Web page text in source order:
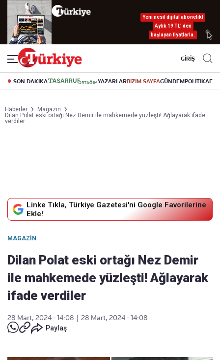
Yeni nesil dijital abonelik!
Aylık 19 TL’ den
başlayan fiyatlarla.
GİRİŞ
SON DAKİKA YAZARLARBİZİM SAYFAGÜNDEMPOLİTİKA
Haberler
Magazin
Dilan Polat eski ortağı Nez Demir ile mahkemede yüzleşti! Ağlayarak ifade
verdiler
Linke Tıkla, Türkiye Gazetesi'ni Google Favorilerine
Ekle!
MAGAZIN
Dilan Polat eski ortağı Nez Demir
ile mahkemede yüzleşti! Ağlayarak
ifade verdiler
28 Mart, 2024 - 14:08
28 Mart, 2024 - 14:08
Paylaş